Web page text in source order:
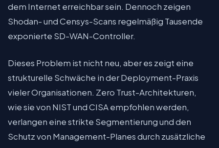
dem Internet erreichbar sein. Dennoch zeigen
Shodan- und Censys-Scans regelmäßig Tausende
exponierte SD-WAN-Controller.
Dieses Problem ist nicht neu, aber es zeigt eine
strukturelle Schwäche in der Deployment-Praxis
vieler Organisationen. Zero Trust-Architekturen,
wie sie von NIST und CISA empfohlen werden,
verlangen eine strikte Segmentierung und den
Schutz von Management-Planes durch zusätzliche